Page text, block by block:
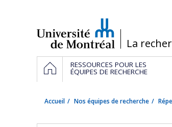
/La
Navigation
principale
ACCUEILRESSOURCES POUR LES
ÉQUIPES DE RECHERCHE
Accueil Nos équipes de recherche